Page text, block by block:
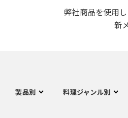
弊社商品を使用
新
製品別 料理ジャンル別